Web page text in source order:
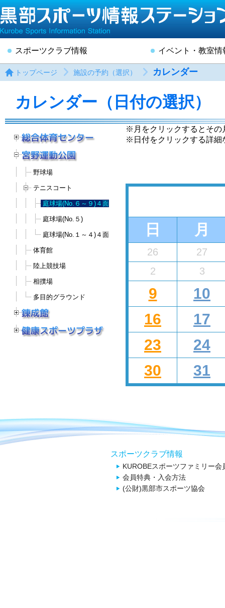
スポーツクラブ情報 イベント・教室情
トップページ 施設の予約（選択） カレンダー
カレンダー（日付の選択）
野球場
テニスコート
庭球場(No.６～９)４面
庭球場(No.５)
庭球場(No.１～４)４面
体育館
陸上競技場
相撲場
多目的グラウンド
※月をクリックするとその
※日付をクリックする詳細
日 月
26
27
2
3
9
10
16
17
23
24
30
31
スポーツクラブ情報
KUROBEスポーツファミリー会
会員特典・入会方法
(公財)黒部市スポーツ協会